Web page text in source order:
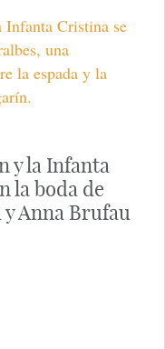
Cristina se
una
la espada y la
y la Infanta
la boda de
y Anna Brufau